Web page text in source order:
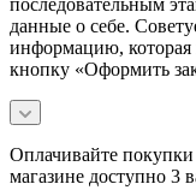
данные о себе.
информацию,
кнопку «Оформить
Оплачивайте
магазине доступно 3